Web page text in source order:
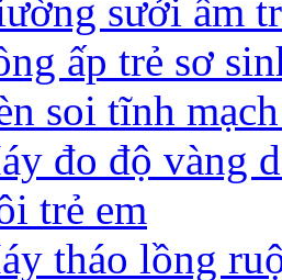
sưởi ấm
ấp trẻ sơ
soi tĩnh
đo độ vàng
trẻ em
tháo lồng